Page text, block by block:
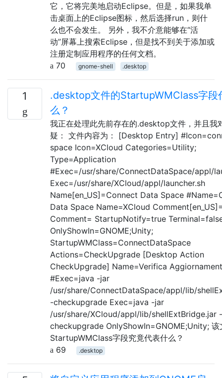
它，它将完美地启动Eclipse。但是，如果我单
击桌面上的Eclipse图标，然后选择run，则什
么也不会发生。 另外，我不介意能够在“活
动”屏幕上搜索Eclipse，但是找不到关于添加或
注册定制应用程序的任何文档。
70
gnome-shell .desktop
1
.desktop文件的StartupWMClass字段
么？
我正在处理此先前存在的.desktop文件，并且我
疑： 文件内容为： [Desktop Entry]
space Icon=XCloud Categories=Utility;
Type=Application
#Exec=/usr/share/ConnectDataSpace/appl/
Exec=/usr/share/XCloud/appl/launcher.sh
Name[en_US]=Connect Data Space
Data Space Name=XCloud
Comment= StartupNotify=true
OnlyShowIn=GNOME;Unity;
StartupWMClass=ConnectDataSpace
Actions=CheckUpgrade [Desktop Action
CheckUpgrade] Name=Verifica
#Exec=java -jar
/usr/share/ConnectDataSpace/appl/lib/
-checkupgrade Exec=java -jar
/usr/share/XCloud/appl/lib/shellExtBridge.jar -
checkupgrade OnlyShowIn=GNOME;Unity; 该
StartupWMClass字段究竟代表什么？
69
.desktop